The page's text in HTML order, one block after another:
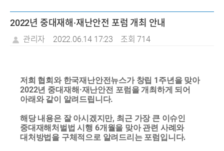
2022년 중대재해·재난안전 포럼 개최 안내
관리자 2022.06.14 17:23 조회 714
저희 협회와 한국재난안전뉴스가 창립 1주년을 맞아
2022년 중대재해 ·재난안전 포럼 을 개최하게 되어
아래와 같이 알려드립니다.
해당 내용은 잘 아시겠지만, 최근 가장 큰 이슈인
중대재해처벌법 시행 6개월을 맞아 관련 사례와
대처방법을 구체적으로 알려드리는 포럼입니다.